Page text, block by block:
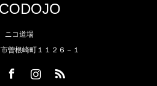
ニコ道場
曽根崎町１１２６－１